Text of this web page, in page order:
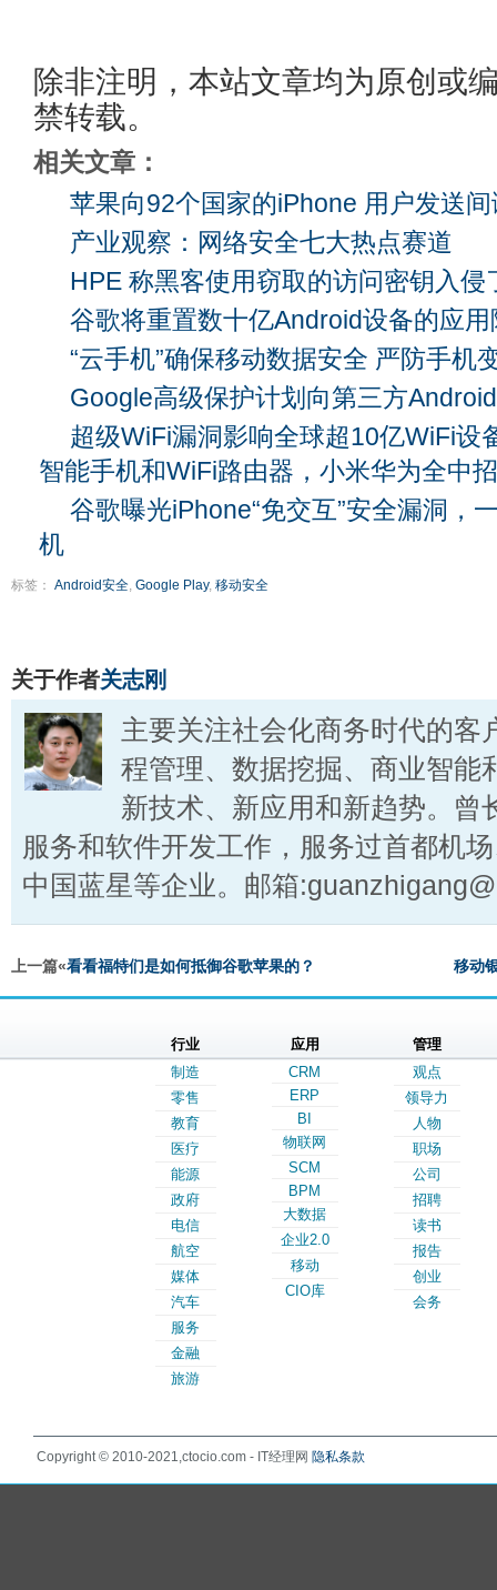
除非注明，本站文章均为原创或
禁转载。
相关文章：
苹果向92个国家的iPhone 用户发送
产业观察：网络安全七大热点赛道
HPE 称黑客使用窃取的访问密钥入侵
谷歌将重置数十亿Android设备的应
“云手机”确保移动数据安全 严防手机
Google高级保护计划向第三方
超级WiFi漏洞影响全球超10亿WiFi设
智能手机和WiFi路由器，小米华为全中招
谷歌曝光iPhone“免交互”安全漏洞，
机
标签： Android安全, Google Play, 移动安全
关于作者关志刚
主要关注社会化商务时代的客
程管理、数据挖掘、商业智能
新技术、新应用和新趋势。曾
服务和软件开发工作，服务过首都机
中国蓝星等企业。邮箱
上一篇«看看福特们是如何抵御谷歌苹果的？ 移动
行业
制造
零售
教育
医疗
能源
政府
电信
航空
媒体
汽车
服务
金融
旅游
应用
CRM
ERP
BI
物联网
SCM
BPM
大数据
企业2.0
移动
CIO库
管理
观点
领导力
人物
职场
公司
招聘
读书
报告
创业
会务
Copyright © 2010-2021,ctocio.com - IT经理网 隐私条款